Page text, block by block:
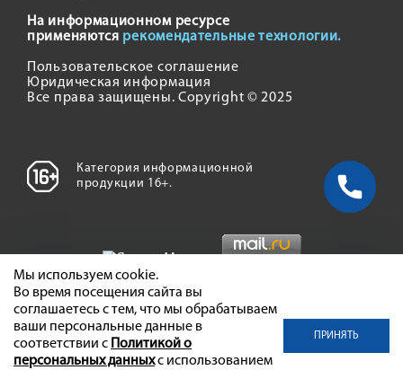
На информационном ресурсе
применяются рекомендательные технологии.
Пользовательское соглашение
Юридическая информация
Все права защищены. Copyright © 2025
Категория информационной
продукции 16+.
Мы используем cookie.
Во время посещения сайта вы
соглашаетесь с тем, что мы обрабатываем
ваши персональные данные в
соответствии с Политикой о
персональных данныхс использованием
ПРИНЯТЬ